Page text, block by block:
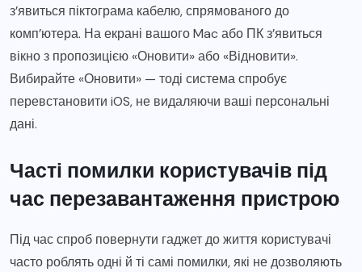
з’явиться піктограма кабелю, спрямованого до
комп’ютера. На екрані вашого Mac або ПК з’явиться
вікно з пропозицією «Оновити» або «Відновити».
Вибирайте «Оновити» — тоді система спробує
перевстановити iOS, не видаляючи ваші персональні
дані.
Часті помилки користувачів під
час перезавантаження пристрою
Під час спроб повернути гаджет до життя користувачі
часто роблять одні й ті самі помилки, які не дозволяють